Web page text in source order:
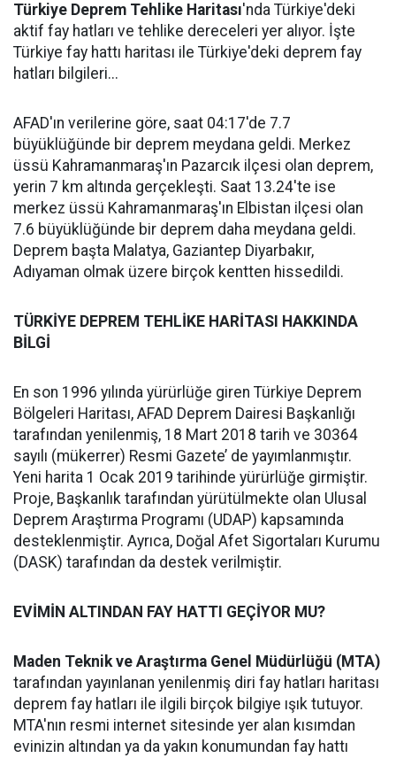
Türkiye Deprem Tehlike Haritası'nda Türkiye'deki
aktif fay hatları ve tehlike dereceleri yer alıyor. İşte
Türkiye fay hattı haritası ile Türkiye'deki deprem fay
hatları bilgileri...
AFAD'ın verilerine göre, saat 04:17'de 7.7
büyüklüğünde bir deprem meydana geldi. Merkez
üssü Kahramanmaraş'ın Pazarcık ilçesi olan deprem,
yerin 7 km altında gerçekleşti. Saat 13.24'te ise
merkez üssü Kahramanmaraş'ın Elbistan ilçesi olan
7.6 büyüklüğünde bir deprem daha meydana geldi.
Deprem başta Malatya, Gaziantep Diyarbakır,
Adıyaman olmak üzere birçok kentten hissedildi.
TÜRKİYE DEPREM TEHLİKE HARİTASI HAKKINDA
BİLGİ
En son 1996 yılında yürürlüğe giren Türkiye Deprem
Bölgeleri Haritası, AFAD Deprem Dairesi Başkanlığı
tarafından yenilenmiş, 18 Mart 2018 tarih ve 30364
sayılı (mükerrer) Resmi Gazete’ de yayımlanmıştır.
Yeni harita 1 Ocak 2019 tarihinde yürürlüğe girmiştir.
Proje, Başkanlık tarafından yürütülmekte olan Ulusal
Deprem Araştırma Programı (UDAP) kapsamında
desteklenmiştir. Ayrıca, Doğal Afet Sigortaları Kurumu
(DASK) tarafından da destek verilmiştir.
EVİMİN ALTINDAN FAY HATTI GEÇİYOR MU?
Maden Teknik ve Araştırma Genel Müdürlüğü (MTA)
tarafından yayınlanan yenilenmiş diri fay hatları haritası
deprem fay hatları ile ilgili birçok bilgiye ışık tutuyor.
MTA'nın resmi internet sitesinde yer alan kısımdan
evinizin altından ya da yakın konumundan fay hattı